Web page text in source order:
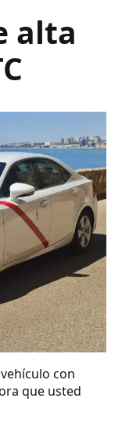
alta
con
que usted